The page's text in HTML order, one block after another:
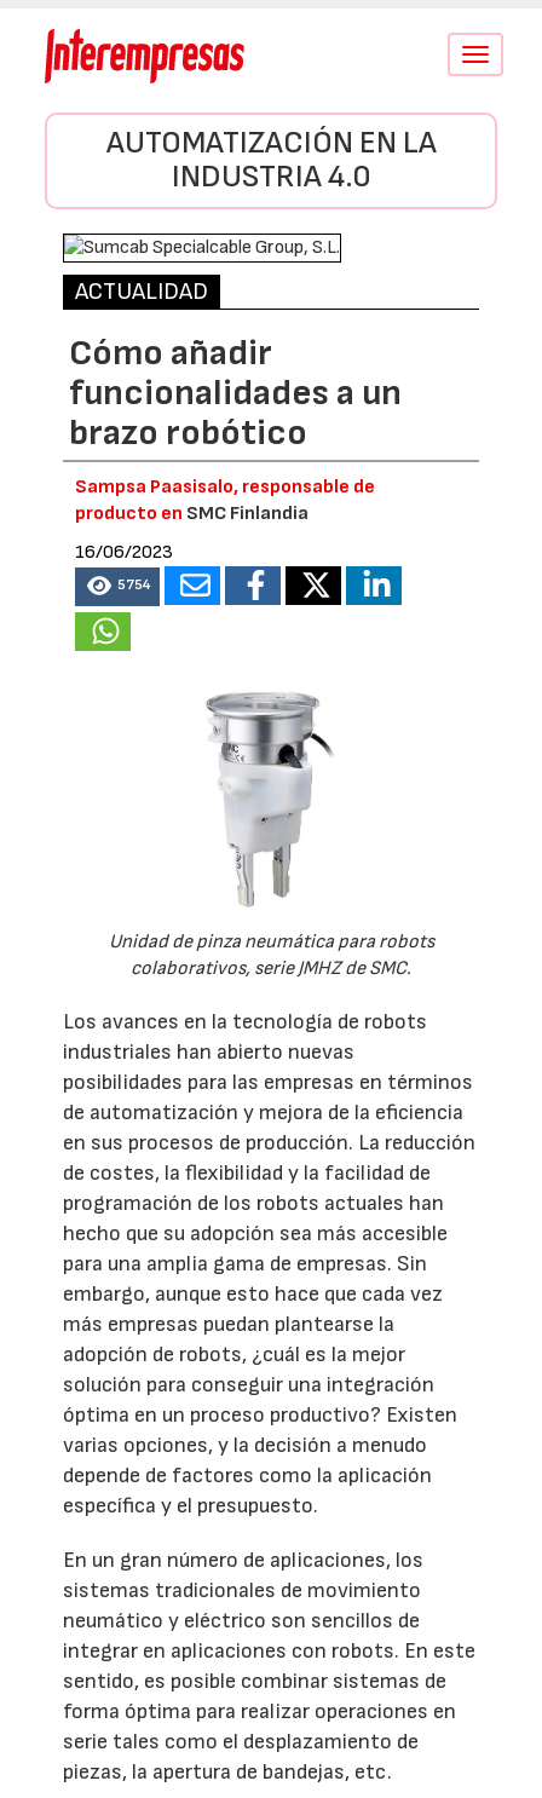
Conmutar
AUTOMATIZACIÓN EN LA
INDUSTRIA 4.0
ACTUALIDAD
Cómo añadir
funcionalidades a un
brazo robótico
Sampsa Paasisalo, responsable de
producto en SMC Finlandia
16/06/2023
5754
Unidad de pinza neumática para robots
colaborativos, serie JMHZ de SMC.
Los avances en la tecnología de robots
industriales han abierto nuevas
posibilidades para las empresas en términos
de automatización y mejora de la eficiencia
en sus procesos de producción. La reducción
de costes, la flexibilidad y la facilidad de
programación de los robots actuales han
hecho que su adopción sea más accesible
para una amplia gama de empresas. Sin
embargo, aunque esto hace que cada vez
más empresas puedan plantearse la
adopción de robots, ¿cuál es la mejor
solución para conseguir una integración
óptima en un proceso productivo? Existen
varias opciones, y la decisión a menudo
depende de factores como la aplicación
específica y el presupuesto.
En un gran número de aplicaciones, los
sistemas tradicionales de movimiento
neumático y eléctrico son sencillos de
integrar en aplicaciones con robots. En este
sentido, es posible combinar sistemas de
forma óptima para realizar operaciones en
serie tales como el desplazamiento de
piezas, la apertura de bandejas, etc.